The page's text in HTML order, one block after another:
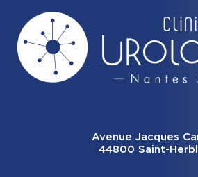
Avenue Jacques
44800 Saint-